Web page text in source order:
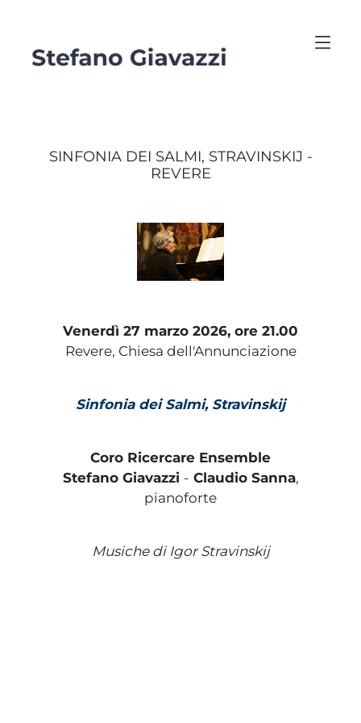
SINFONIA DEI SALMI, STRAVINSKIJ -
REVERE
Venerdì 27 marzo 2026, ore 21.00
Revere, Chiesa dell'Annunciazione
Sinfonia dei Salmi, Stravinskij
Coro Ricercare Ensemble
Stefano Giavazzi - Claudio Sanna,
pianoforte
Musiche di Igor Stravinskij